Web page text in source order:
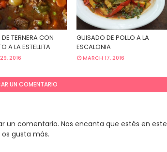
TERNERA CON
A LA ESTELLITA
2016
GUISADO DE POLLO A LA
ESCALONIA
MARCH 17, 2016
UN COMENTARIO
un comentario. Nos encanta que estés en este
gusta más.